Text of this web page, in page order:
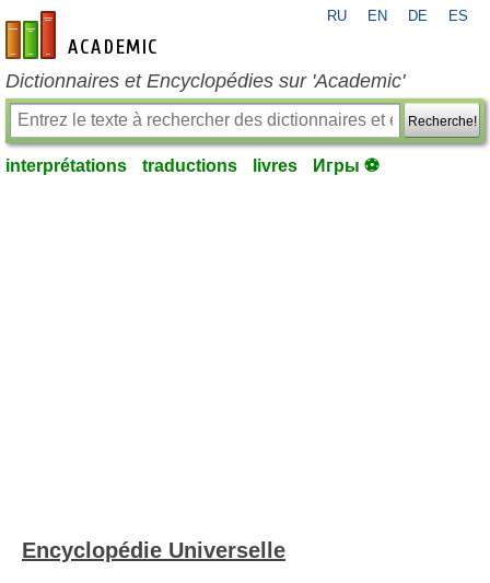
fr-academic.com
RU EN DE ES
Dictionnaires et Encyclopédies sur 'Academic'
Recherche!
interprétations traductions livres Игры ⚽
Encyclopédie Universelle